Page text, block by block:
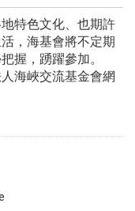
特色文化、也期許
，海基會將不定期
握，踴躍參加。
海峽交流基金會網